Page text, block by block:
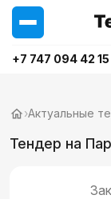
+7 747 094 42 15
›Актуальные
Тендер на